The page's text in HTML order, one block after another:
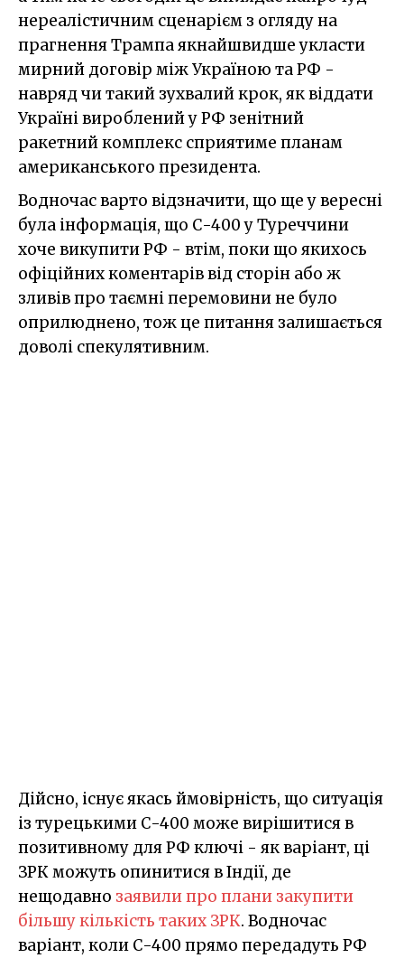
нереалістичним сценарієм з огляду на
прагнення Трампа якнайшвидше укласти
мирний договір між Україною та РФ -
навряд чи такий зухвалий крок, як віддати
Україні вироблений у РФ зенітний
ракетний комплекс сприятиме планам
американського президента.
Водночас варто відзначити, що ще у вересні
була інформація, що С-400 у Туреччини
хоче викупити РФ - втім, поки що якихось
офіційних коментарів від сторін або ж
зливів про таємні перемовини не було
оприлюднено, тож це питання залишається
доволі спекулятивним.
Дійсно, існує якась ймовірність, що ситуація
із турецькими С-400 може вирішитися в
позитивному для РФ ключі - як варіант, ці
ЗРК можуть опинитися в Індії, де
нещодавно заявили про плани закупити
більшу кількість таких ЗРК. Водночас
варіант, коли С-400 прямо передадуть РФ